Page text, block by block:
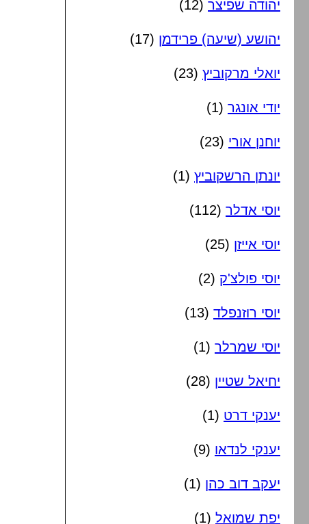
יהודה שפיצר (12)
יהושע (שיעה) פרידמן (17)
יואלי מרקוביץ (23)
יודי אונגר (1)
יוחנן אורי (23)
יונתן הרשקוביץ (1)
יוסי אדלר (112)
יוסי אייזן (25)
יוסי פולצ'ק (2)
יוסי רוזנפלד (13)
יוסי שמרלר (1)
יחיאל שטיין (28)
יענקי דרט (1)
יענקי לנדאו (9)
יעקב דוב כהן (1)
יפת שמואל (1)